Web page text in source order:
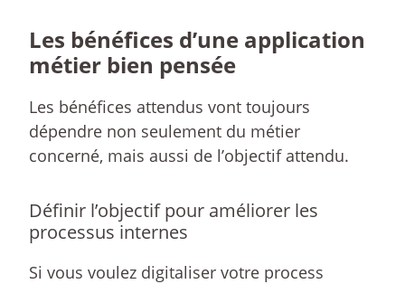
Les bénéfices d’une application
métier bien pensée
Les bénéfices attendus vont toujours
dépendre non seulement du métier
concerné, mais aussi de l’objectif attendu.
Définir l’objectif pour améliorer les
processus internes
Si vous voulez digitaliser votre process